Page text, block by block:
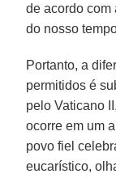
de acordo com
do nosso
Portanto, a
permitidos é
pelo Vaticano
ocorre em um
povo fiel
eucarístico,